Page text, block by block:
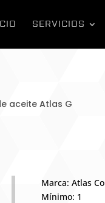
SERVICIOS
aceite Atlas G
Marca: Atlas
Mínimo: 1